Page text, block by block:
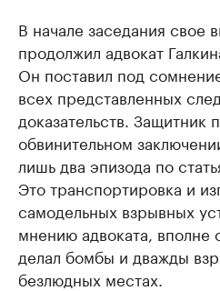
В начале заседания свое
продолжил адвокат
Он поставил под
всех представленных
доказательств. Защитник
обвинительном
лишь два эпизода по
Это транспортировка и
самодельных взрывных
мнению адвоката, вполне
делал бомбы и дважды
безлюдных местах.